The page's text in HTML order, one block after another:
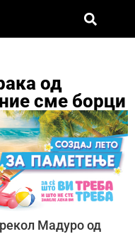
од
сме борци
Мадуро од